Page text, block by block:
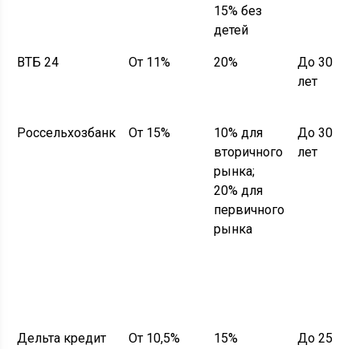
15% без
детей
ВТБ 24 От 11% 20%
До 30
лет
Россельхозбанк От 15%
10% для
вторичного
рынка;
20% для
первичного
рынка
До 30
лет
Дельта кредит
От 10,5% 15%
До 25